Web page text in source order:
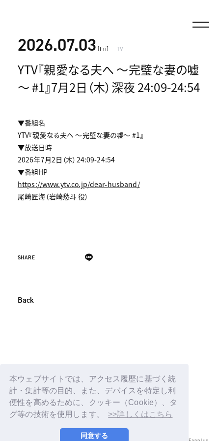
本ウェブサイトでは、アクセス履歴に基づく統
計・集計等の目的、また、デバイスを特定し利
便性を高めるために、クッキー（Cookie）、タ
グ等の技術を使用します。
>>詳しくはこちら
同意する
2026.07.03 [Fri] TV
YTV『親愛なる夫へ ～完璧な妻の嘘
～ #1』7月2日（木）深夜 24:09-24:54
▼番組名
YTV『親愛なる夫へ ～完璧な妻の嘘～ #1』
▼放送日時
2026年7月2日（木）24:09-24:54
▼番組HP
https://www.ytv.co.jp/dear-husband/
尾崎匠海（岩崎愁斗 役）
SHARE
Back